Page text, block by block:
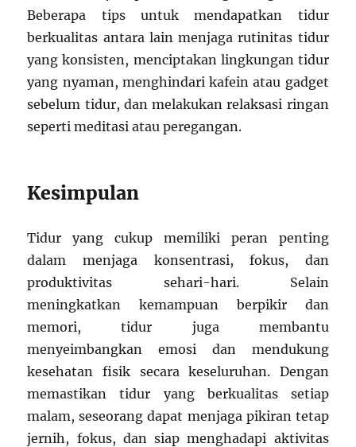
Beberapa tips untuk mendapatkan tidur
berkualitas antara lain menjaga rutinitas tidur
yang konsisten, menciptakan lingkungan tidur
yang nyaman, menghindari kafein atau gadget
sebelum tidur, dan melakukan relaksasi ringan
seperti meditasi atau peregangan.
Kesimpulan
Tidur yang cukup memiliki peran penting
dalam menjaga konsentrasi, fokus, dan
produktivitas sehari-hari. Selain
meningkatkan kemampuan berpikir dan
memori, tidur juga membantu
menyeimbangkan emosi dan mendukung
kesehatan fisik secara keseluruhan. Dengan
memastikan tidur yang berkualitas setiap
malam, seseorang dapat menjaga pikiran tetap
jernih, fokus, dan siap menghadapi aktivitas